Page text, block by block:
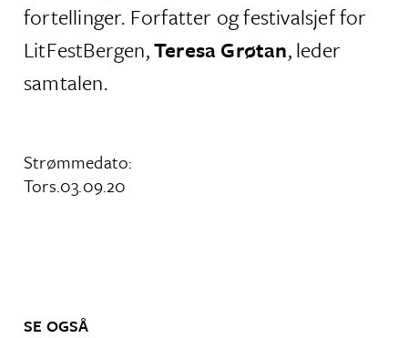
fortellinger. Forfatter og festivalsjef for
LitFestBergen,Teresa Grøtan, leder
samtalen.
Strømmedato:
Tors.03.09.20
SE OGSÅ